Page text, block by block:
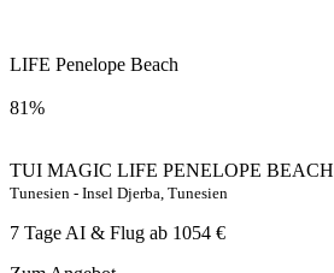
LIFE Penelope Beach
81%
TUI MAGIC LIFE PENELOPE BEACH
Tunesien - Insel Djerba, Tunesien
7 Tage AI & Flug ab 1054 €